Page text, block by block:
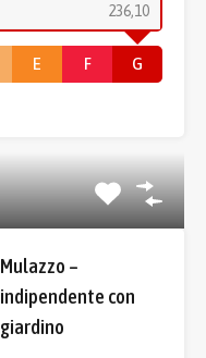
236,10
E F G
Mulazzo –
indipendente con
giardino